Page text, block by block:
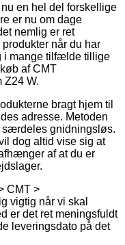
en hel del forskellige
er nu om dage
nemlig er ret
når du har
i mange tilfælde tillige
af CMT
Z24 W.
bragt hjem til
adresse. Metoden
særdeles gnidningsløs.
dog altid vise sig at
af at du er
CMT >
vigtig når vi skal
er det ret meningsfuldt
leveringsdato på det